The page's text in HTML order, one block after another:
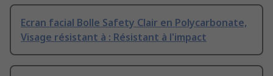
Ecran facial Bolle Safety Clair en Polycarbonate,
Visage résistant à : Résistant à l'impact